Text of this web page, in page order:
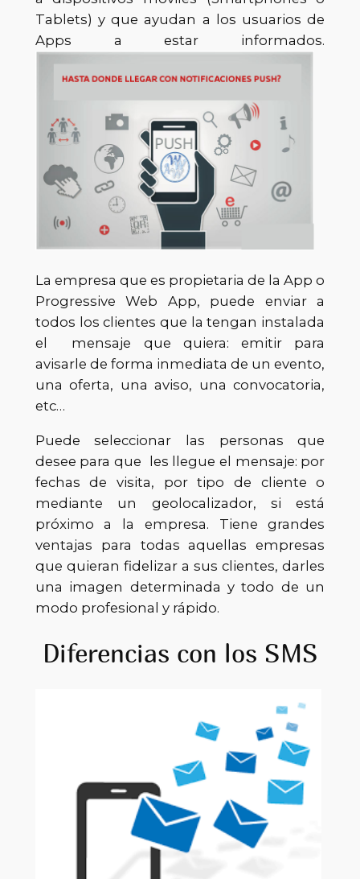
Tablets) y que ayudan a los usuarios de
Apps a estar informados.
La empresa que es propietaria de la App o
Progressive Web App, puede enviar a
todos los clientes que la tengan instalada
el mensaje que quiera: emitir para
avisarle de forma inmediata de un evento,
una oferta, una aviso, una convocatoria,
etc…
Puede seleccionar las personas que
desee para que les llegue el mensaje: por
fechas de visita, por tipo de cliente o
mediante un geolocalizador, si está
próximo a la empresa. Tiene grandes
ventajas para todas aquellas empresas
que quieran fidelizar a sus clientes, darles
una imagen determinada y todo de un
modo profesional y rápido.
Diferencias con los SMS